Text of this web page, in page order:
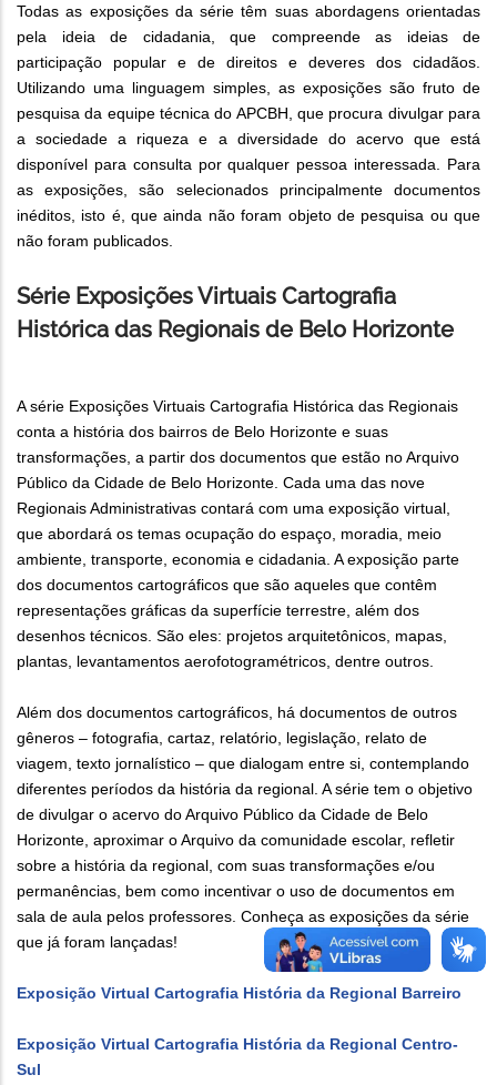
Todas as exposições da série têm suas abordagens orientadas
pela ideia de cidadania, que compreende as ideias de
participação popular e de direitos e deveres dos cidadãos.
Utilizando uma linguagem simples, as exposições são fruto de
pesquisa da equipe técnica do APCBH, que procura divulgar para
a sociedade a riqueza e a diversidade do acervo que está
disponível para consulta por qualquer pessoa interessada. Para
as exposições, são selecionados principalmente documentos
inéditos, isto é, que ainda não foram objeto de pesquisa ou que
não foram publicados.
Série Exposições Virtuais Cartografia
Histórica das Regionais de Belo Horizonte
A série Exposições Virtuais Cartografia Histórica das Regionais
conta a história dos bairros de Belo Horizonte e suas
transformações, a partir dos documentos que estão no Arquivo
Público da Cidade de Belo Horizonte. Cada uma das nove
Regionais Administrativas contará com uma exposição virtual,
que abordará os temas ocupação do espaço, moradia, meio
ambiente, transporte, economia e cidadania. A exposição parte
dos documentos cartográficos que são aqueles que contêm
representações gráficas da superfície terrestre, além dos
desenhos técnicos. São eles: projetos arquitetônicos, mapas,
plantas, levantamentos aerofotogramétricos, dentre outros.
Além dos documentos cartográficos, há documentos de outros
gêneros – fotografia, cartaz, relatório, legislação, relato de
viagem, texto jornalístico – que dialogam entre si, contemplando
diferentes períodos da história da regional. A série tem o objetivo
de divulgar o acervo do Arquivo Público da Cidade de Belo
Horizonte, aproximar o Arquivo da comunidade escolar, refletir
sobre a história da regional, com suas transformações e/ou
permanências, bem como incentivar o uso de documentos em
sala de aula pelos professores. Conheça as exposições da série
que já foram lançadas!
Exposição Virtual Cartografia História da Regional Barreiro
Exposição Virtual Cartografia História da Regional Centro-
Sul